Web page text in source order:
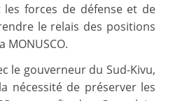
les forces de défense et de
le relais des positions
MONUSCO.
le gouverneur du Sud-Kivu,
nécessité de préserver les